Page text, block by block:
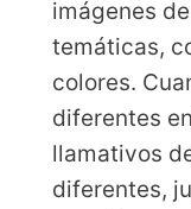
imágenes
temáticas,
colores.
diferentes
llamativos
diferentes,